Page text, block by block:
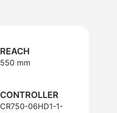
REACH
550 mm
CONTROLLER
CR750-06HD1-1-